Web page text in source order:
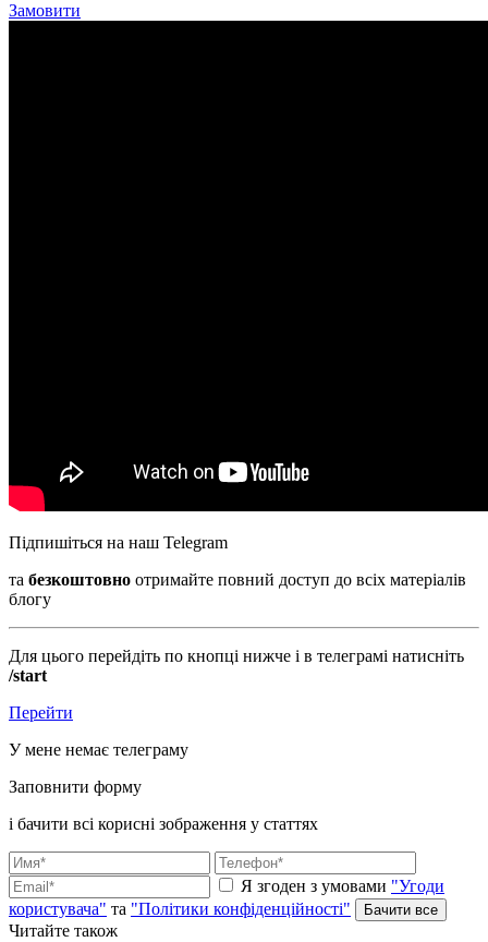
Замовити
Підпишіться на наш Telegram
та безкоштовно отримайте повний доступ до всіх матеріалів
блогу
Для цього перейдіть по кнопці нижче і в телеграмі натисніть
/start
Перейти
У мене немає телеграму
Заповнити форму
і бачити всі корисні зображення у статтях
Я згоден з умовами "Угоди
користувача" та "Політики конфіденційності"
Читайте також